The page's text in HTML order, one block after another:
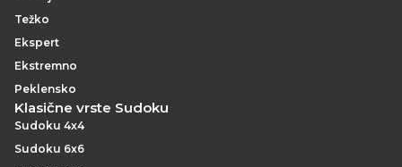
Težko
Ekspert
Ekstremno
Peklensko
Klasične vrste Sudoku
Sudoku 4x4
Sudoku 6x6